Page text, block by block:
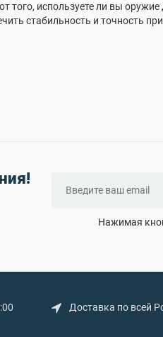
того, используете ли вы
стабильность и точность
Нажимая
Доставка по всей